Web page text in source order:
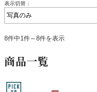
表示切替：
8件中1件～8件を表示
商品一覧